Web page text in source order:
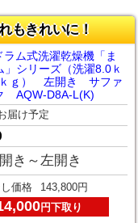
もきれいに！
ム式洗濯乾燥機「ま
」シリーズ（洗濯8.0ｋ
ｋｇ） 左開き サファ
AQW-D8A-L(K)
届け予定
き～左開き
し価格 143,800円
円下取り